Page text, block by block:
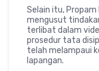
Selain itu,
mengusut
terlibat dalam
prosedur tata
telah melampaui
lapangan.